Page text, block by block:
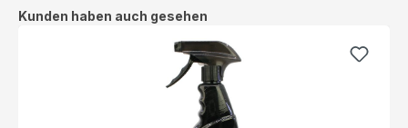
Produktgalerie überspringen
Kunden haben auch gesehen